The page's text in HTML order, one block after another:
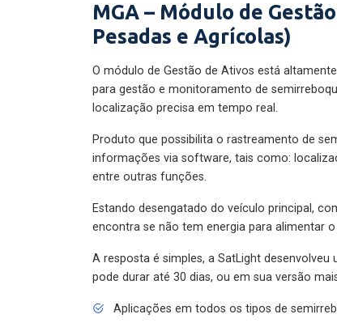
MGA – Módulo de
Pesadas e Agrícolas)
O módulo de Gestão de Ativos está
para gestão e monitoramento de
localização precisa em tempo real.
Produto que possibilita o rastreamento de
informações via software, tais como:
entre outras funções.
Estando desengatado do veículo principal,
encontra se não tem energia para alimentar o
A resposta é simples, a SatLight
pode durar até 30 dias, ou em sua versão
Aplicações em todos os tipos de